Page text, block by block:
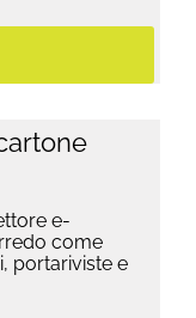
e-
come
portariviste e